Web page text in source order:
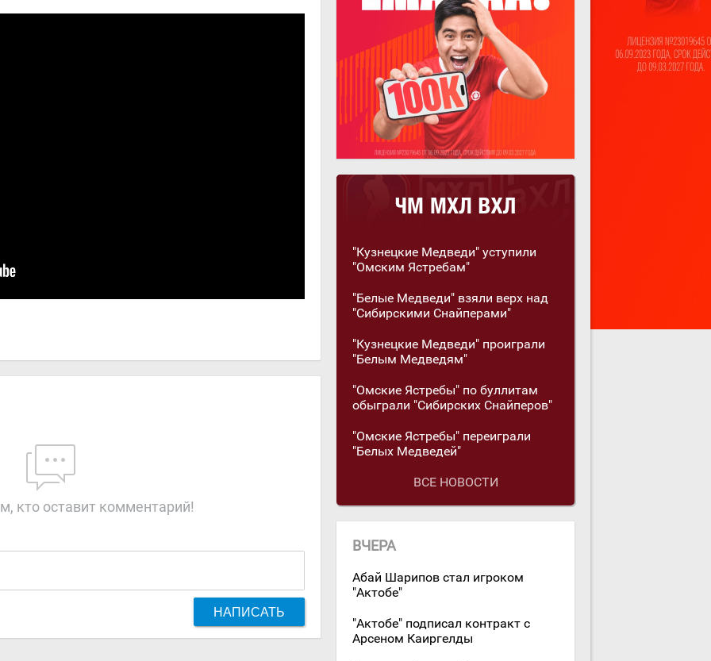
кто оставит комментарий!
НАПИСАТЬ
"Кузнецкие Медведи" уступили
"Омским Ястребам"
"Белые Медведи" взяли верх над
"Сибирскими Снайперами"
"Кузнецкие Медведи" проиграли
"Белым Медведям"
"Омские Ястребы" по буллитам
обыграли "Сибирских Снайперов"
"Омские Ястребы" переиграли
"Белых Медведей"
ВСЕ НОВОСТИ
ВЧЕРА
Абай Шарипов стал игроком
"Актобе"
"Актобе" подписал контракт с
Арсеном Каиргелды